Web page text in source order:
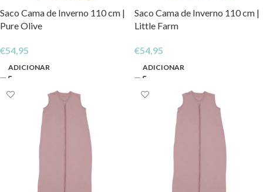
Saco Cama de Inverno 110 cm |
Pure Olive
€54,95
ADICIONAR
Saco Cama de Inverno 110 cm |
Little Farm
€54,95
ADICIONAR